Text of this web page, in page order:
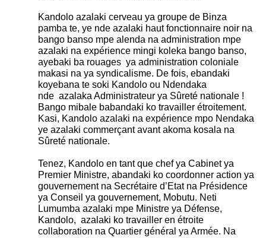
Kandolo azalaki cerveau ya groupe de Binza
pamba te, ye nde azalaki haut fonctionnaire noir na
bango banso mpe alenda na administration mpe
azalaki na expérience mingi koleka bango banso,
ayebaki ba rouages ya administration coloniale
makasi na ya syndicalisme. De fois, ebandaki
koyebana te soki Kandolo ou Ndendaka
nde azalaka Administrateur ya Sûreté nationale !
Bango mibale babandaki ko travailler étroitement.
Kasi, Kandolo azalaki na expérience mpo Nendaka
ye azalaki commerçant avant akoma kosala na
Sûreté nationale.
Tenez, Kandolo en tant que chef ya Cabinet ya
Premier Ministre, abandaki ko coordonner action ya
gouvernement na Secrétaire d’Etat na Présidence
ya Conseil ya gouvernement, Mobutu. Neti
Lumumba azalaki mpe Ministre ya Défense,
Kandolo, azalaki ko travailler en étroite
collaboration na Quartier général ya Armée. Na